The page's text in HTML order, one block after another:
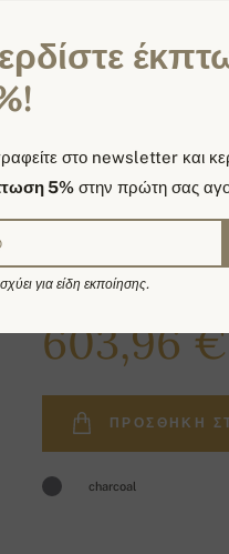
719,00 €
603,96 €
ΠΡΟΣΘΉΚΗ
charcoal
στο newsletter και
5% στην πρώτη σας
για είδη εκποίησης.